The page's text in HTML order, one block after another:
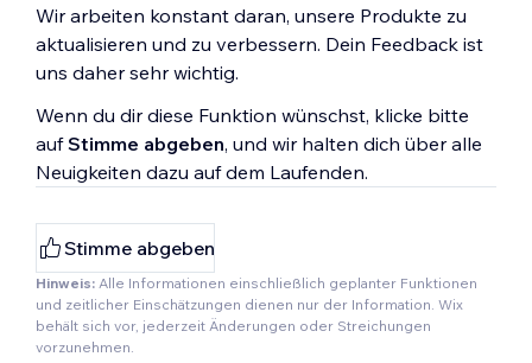
Wir arbeiten konstant daran, unsere Produkte zu
aktualisieren und zu verbessern. Dein Feedback ist
uns daher sehr wichtig.
Wenn du dir diese Funktion wünschst, klicke bitte
aufStimme abgeben, und wir halten dich über alle
Neuigkeiten dazu auf dem Laufenden.
Stimme abgeben
Hinweis: Alle Informationen einschließlich geplanter Funktionen
und zeitlicher Einschätzungen dienen nur der Information. Wix
behält sich vor, jederzeit Änderungen oder Streichungen
vorzunehmen.